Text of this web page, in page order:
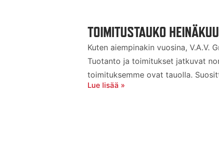
TOIMITUSTAUKO
Kuten aiempinakin vuosina, V.A.V.
Tuotanto ja toimitukset jatkuvat
toimituksemme ovat tauolla.
Lue lisää »